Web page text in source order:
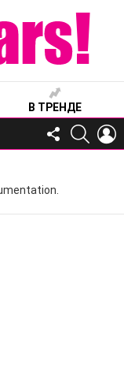
В ТРЕНДЕ
FOLLOW
US